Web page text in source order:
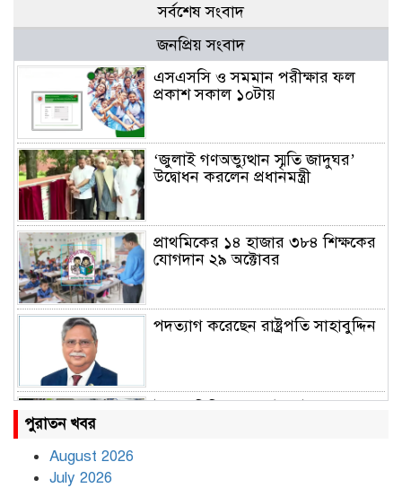
সর্বশেষ সংবাদ
জনপ্রিয় সংবাদ
এসএসসি ও সমমান পরীক্ষার ফল
প্রকাশ সকাল ১০টায়
‘জুলাই গণঅভ্যুত্থান স্মৃতি জাদুঘর’
উদ্বোধন করলেন প্রধানমন্ত্রী
প্রাথমিকের ১৪ হাজার ৩৮৪ শিক্ষকের
যোগদান ২৯ অক্টোবর
পদত্যাগ করেছেন রাষ্ট্রপতি সাহাবুদ্দিন
পুরাতন খবর
August 2026
July 2026